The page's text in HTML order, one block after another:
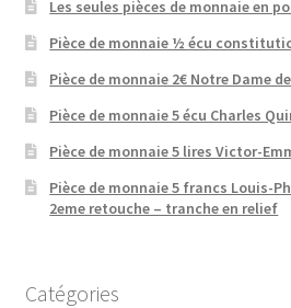
Les seules pièces de monnaie en
Pièce de monnaie ½ écu
Pièce de monnaie 2€ Notre Dame
Pièce de monnaie 5 écu Charles
Pièce de monnaie 5 lires Victor-
Pièce de monnaie 5 francs Louis-
2eme retouche – tranche en relief
Catégories